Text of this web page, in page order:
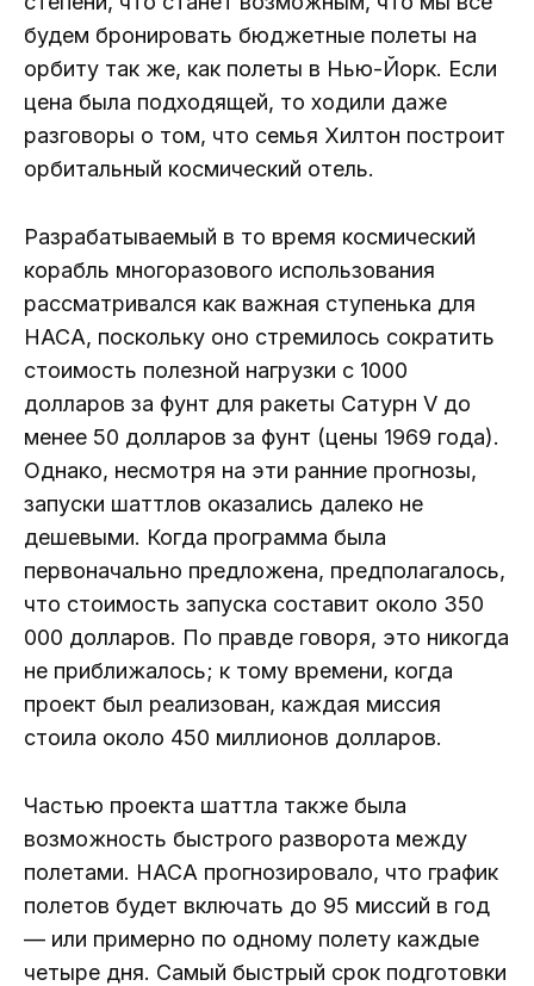
будем бронировать бюджетные полеты на
орбиту так же, как полеты в Нью-Йорк. Если
цена была подходящей, то ходили даже
разговоры о том, что семья Хилтон построит
орбитальный космический отель.
Разрабатываемый в то время космический
корабль многоразового использования
рассматривался как важная ступенька для
НАСА, поскольку оно стремилось сократить
стоимость полезной нагрузки с 1000
долларов за фунт для ракеты Сатурн V до
менее 50 долларов за фунт (цены 1969 года).
Однако, несмотря на эти ранние прогнозы,
запуски шаттлов оказались далеко не
дешевыми. Когда программа была
первоначально предложена, предполагалось,
что стоимость запуска составит около 350
000 долларов. По правде говоря, это никогда
не приближалось; к тому времени, когда
проект был реализован, каждая миссия
стоила около 450 миллионов долларов.
Частью проекта шаттла также была
возможность быстрого разворота между
полетами. НАСА прогнозировало, что график
полетов будет включать до 95 миссий в год
— или примерно по одному полету каждые
четыре дня. Самый быстрый срок подготовки